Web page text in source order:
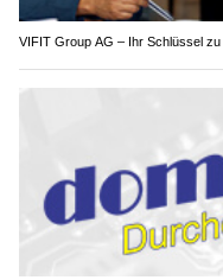
VIFIT Group AG – Ihr Schlüssel